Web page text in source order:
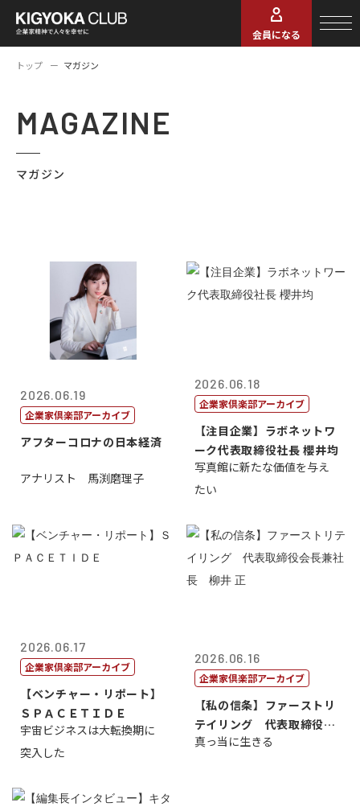
会員になる
トップ マガジン
MAGAZINE
マガジン
2026.06.19
企業家倶楽部アーカイブ
アフターコロナの日本経済
アナリスト 馬渕磨理子
2026.06.18
企業家倶楽部アーカイブ
【注目企業】ラボネットワ
ーク代表取締役社長 櫻井均
写真館に新たな価値を与え
たい
2026.06.17
企業家倶楽部アーカイブ
【ベンチャー・リポート】
ＳＰＡＣＥＴＩＤＥ
宇宙ビジネスは大転換期に
突入した
2026.06.16
企業家倶楽部アーカイブ
【私の信条】ファーストリ
テイリング 代表取締役会
長兼社長 柳...
真っ当に生きる